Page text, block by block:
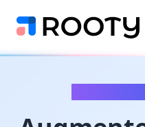
ROOTY - Agence de
Site e-commerce
Site B2B génération de